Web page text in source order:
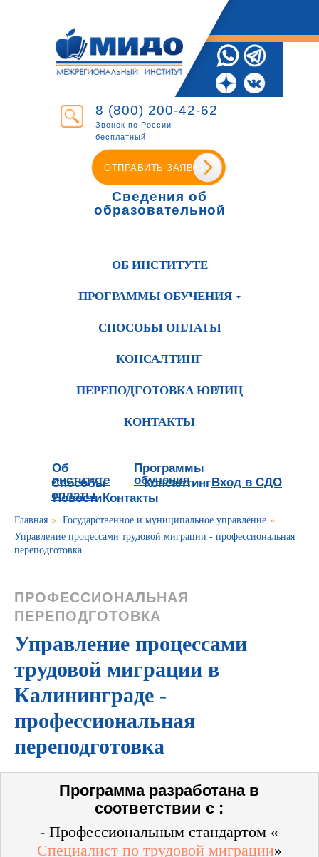
8 (800) 200-42-62
Звонок по России
бесплатный
ОТПРАВИТЬ ЗАЯВКУ
Сведения об
образовательной
ОБ ИНСТИТУТЕ
ПРОГРАММЫ ОБУЧЕНИЯ
СПОСОБЫ ОПЛАТЫ
КОНСАЛТИНГ
ПЕРЕПОДГОТОВКА ЮРЛИЦ
КОНТАКТЫ
Об
институте
Программы
обучения
Способы
оплаты
Консалтинг
Новости
Вход в СДО
Контакты
Главная » Государственное и муниципальное управление »
Управление процессами трудовой миграции - профессиональная
переподготовка
ПРОФЕССИОНАЛЬНАЯ
ПЕРЕПОДГОТОВКА
Управление процессами
трудовой миграции в
Калининграде -
профессиональная
переподготовка
Программа разработана в
соответствии с :
- Профессиональным стандартом «
Специалист по трудовой миграции»